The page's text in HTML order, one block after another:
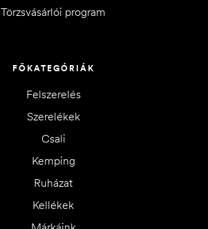
Törzsvásárlói program
FŐKATEGÓRIÁK
Felszerelés
Szerelékek
Csali
Kemping
Ruházat
Kellékek